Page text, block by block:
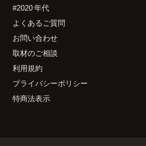
#2020 年代
よくあるご質問
お問い合わせ
取材のご相談
利用規約
プライバシーポリシー
特商法表示